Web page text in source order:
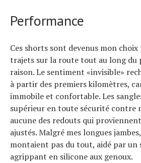
Performance
Ces shorts sont devenus mon
trajets sur la route tout au long
raison. Le sentiment «invisible»
à partir des premiers kilomètres,
immobile et confortable. Les
supérieur en toute sécurité contre
aucune des redouts qui
ajustés. Malgré mes longues
montaient pas du tout, aidé par
agrippant en silicone aux genoux.